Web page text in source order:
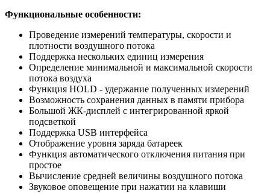
Функциональные особенности:
Проведение измерений температуры, скорости и
плотности воздушного потока
Поддержка нескольких единиц измерения
Определение минимальной и максимальной скорости
потока воздуха
Функция HOLD - удержание полученных измерений
Возможность сохранения данных в памяти прибора
Большой ЖК-дисплей с интегрированной яркой
подсветкой
Поддержка USB интерфейса
Отображение уровня заряда батареек
Функция автоматического отключения питания при
простое
Вычисление средней величины воздушного потока
Звуковое оповещение при нажатии на клавиши